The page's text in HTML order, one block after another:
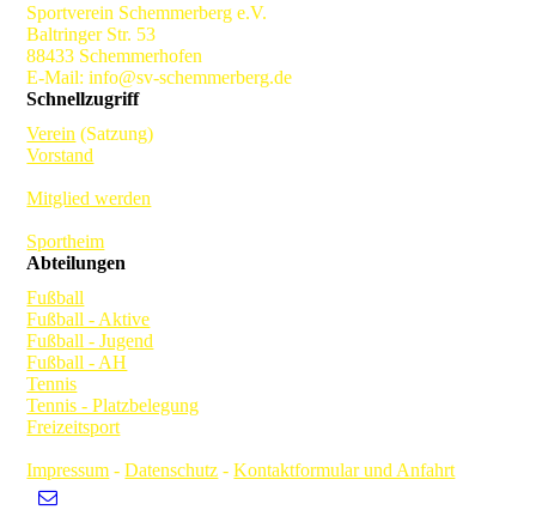
Sportverein Schemmerberg e.V.
Baltringer Str. 53
88433 Schemmerhofen
E-Mail: info@sv-schemmerberg.de
Schnellzugriff
Verein (Satzung)
Vorstand
Mitglied werden
Sportheim
Abteilungen
Fußball
Fußball - Aktive
Fußball - Jugend
Fußball - AH
Tennis
Tennis - Platzbelegung
Freizeitsport
Impressum -Datenschutz -Kontaktformular und Anfahrt